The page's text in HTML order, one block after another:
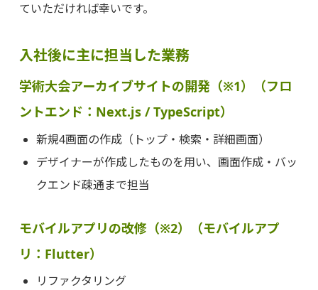
ていただければ幸いです。
入社後に主に担当した業務
学術大会アーカイブサイトの開発（※1）（フロ
ントエンド：Next.js / TypeScript）
新規4画面の作成（トップ・検索・詳細画面）
デザイナーが作成したものを用い、画面作成・バッ
クエンド疎通まで担当
モバイルアプリの改修（※2）（モバイルアプ
リ：Flutter）
リファクタリング